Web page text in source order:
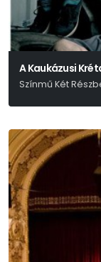
A Kaukázusi
Színmű Két